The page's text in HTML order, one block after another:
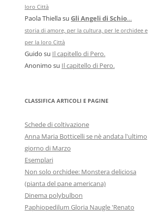
loro Città
Paola Thiellasu Gli Angeli di Schio…
storia di amore, per la cultura, per le orchidee e
per la loro Città
Guido su Il capitello di Pero.
Anonimo su Il capitello di Pero.
CLASSIFICA ARTICOLI E PAGINE
Schede di coltivazione
Anna Maria Botticelli se nè andata l'ultimo
giorno di Marzo
Esemplari
Non solo orchidee: Monstera deliciosa
(pianta del pane americana)
Dinema polybulbon
Paphiopedilum Gloria Naugle 'Renato